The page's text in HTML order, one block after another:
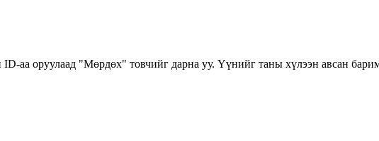
аа оруулаад "Мөрдөх" товчийг дарна уу. Үүнийг таны хүлээн авсан